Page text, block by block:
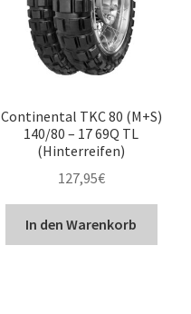
Continental TKC 80 (M+S)
140/80 – 17 69Q TL
(Hinterreifen)
127,95€
In den Warenkorb